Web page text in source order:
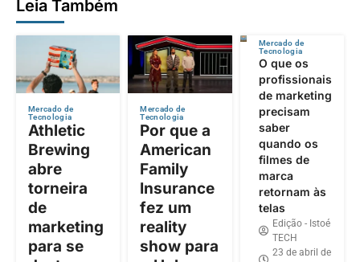
Leia Também
Mercado de
Tecnologia
Athletic
Brewing
abre
torneira
de
marketing
para se
Mercado de
Tecnologia
Por que a
American
Family
Insurance
fez um
reality
show para
Mercado de
Tecnologia
O que os
profissionais
de marketing
precisam
saber
quando os
filmes de
marca
retornam às
telas
Edição - Istoé
TECH
23 de abril de